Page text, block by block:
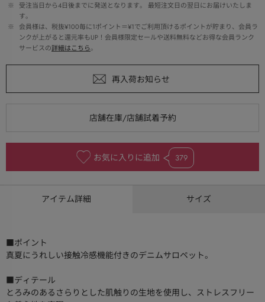
※
受注当日から4日後までに発送となります。 最短注文日の翌日にお届けいたしま
す。
※
会員様は、税抜¥100毎に1ポイント＝¥1でご利用頂けるポイントが貯まり、会員ラ
ンクが上がると還元率もUP！会員様限定セールや送料無料などお得な会員ランク
サービスの詳細はこちら。
お気に入りに追加 379
アイテム詳細 サイズ
■ポイント
真夏にうれしい接触冷感機能付きのデニムサロペット。
■ディテール
とろみのあるさらりとした肌触りの生地を使用し、ストレスフリー